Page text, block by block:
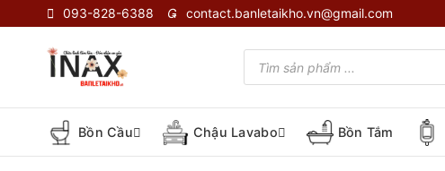
to
content
093-828-6388 contact.banletaikho.vn@gmail.com
Tìm
kiếm
phẩm
Bồn Cầu Chậu Lavabo Bồn Tắm